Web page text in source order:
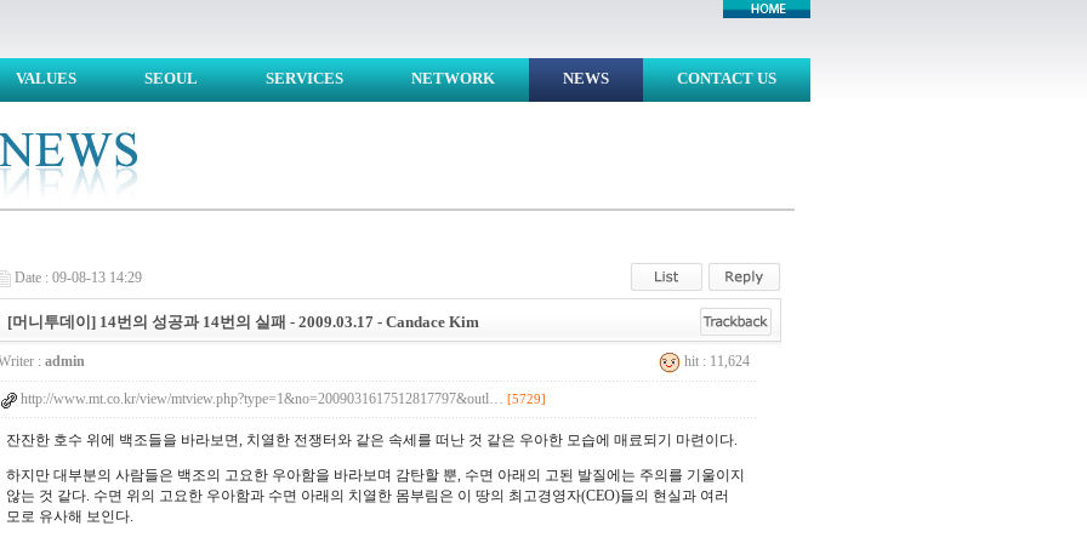
VALUES SEOUL SERVICES NETWORK NEWS CONTACT US
Date : 09-08-13 14:29
[머니투데이] 14번의 성공과 14번의 실패 - 2009.03.17 - Candace Kim
: admin hit : 11,624
http://www.mt.co.kr/view/mtview.php?type=1&no=2009031617512817797&outl… [5729]
잔잔한 호수 위에 백조들을 바라보면, 치열한 전쟁터와 같은 속세를 떠난 것 같은 우아한 모습에 매료되기 마련이다.
하지만 대부분의 사람들은 백조의 고요한 우아함을 바라보며 감탄할 뿐, 수면 아래의 고된 발질에는 주의를 기울이지
않는 것 같다. 수면 위의 고요한 우아함과 수면 아래의 치열한 몸부림은 이 땅의 최고경영자(CEO)들의 현실과 여러
모로 유사해 보인다.